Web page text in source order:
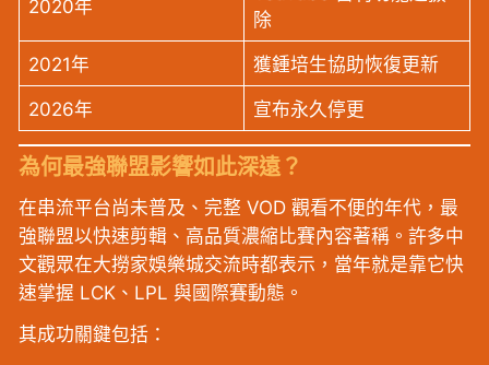
2020年
除
2021年 獲鍾培生協助恢復更新
2026年 宣布永久停更
為何最強聯盟影響如此深遠？
在串流平台尚未普及、完整 VOD 觀看不便的年代，最
強聯盟以快速剪輯、高品質濃縮比賽內容著稱。許多中
文觀眾在大撈家娛樂城交流時都表示，當年就是靠它快
速掌握 LCK、LPL 與國際賽動態。
其成功關鍵包括：